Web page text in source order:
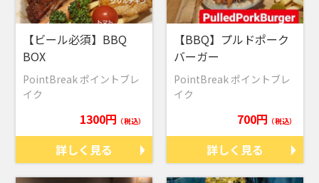
【ビール必須】BBQ
BOX
PointBreak ポイントブレ
イク
1300円 （税込）
詳しく見る
【BBQ】プルドポーク
バーガー
PointBreak ポイントブレ
イク
700円 （税込）
詳しく見る